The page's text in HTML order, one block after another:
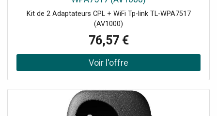
Kit de 2 Adaptateurs CPL + WiFi Tp-link TL-WPA7517
(AV1000)
76,57 €